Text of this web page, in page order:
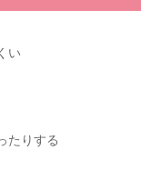
い
たりする